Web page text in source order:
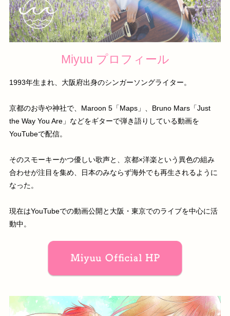
Miyuu プロフィール
1993年生まれ、大阪府出身のシンガーソングライター。
京都のお寺や神社で、Maroon 5「Maps」、Bruno Mars「Just
the Way You Are」などをギターで弾き語りしている動画を
YouTubeで配信。
そのスモーキーかつ優しい歌声と、京都×洋楽という異色の組み
合わせが注目を集め、日本のみならず海外でも再生されるように
なった。
現在はYouTubeでの動画公開と大阪・東京でのライブを中心に活
動中。